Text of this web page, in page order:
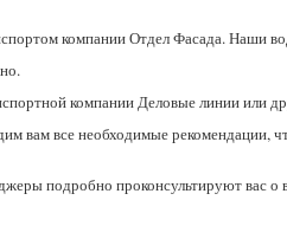
компании Отдел Фасада. Наши
компании Деловые линии или
вам все необходимые рекомендации,
подробно проконсультируют вас о